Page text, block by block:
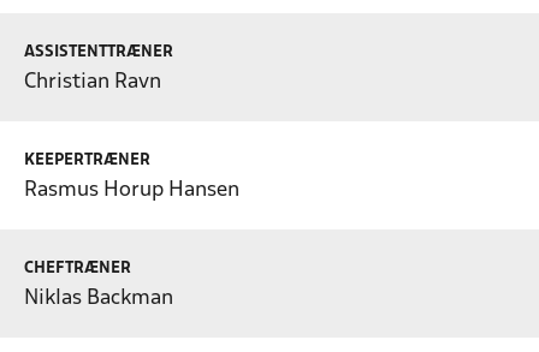
ASSISTENTTRÆNER
Christian Ravn
KEEPERTRÆNER
Rasmus Horup Hansen
CHEFTRÆNER
Niklas Backman